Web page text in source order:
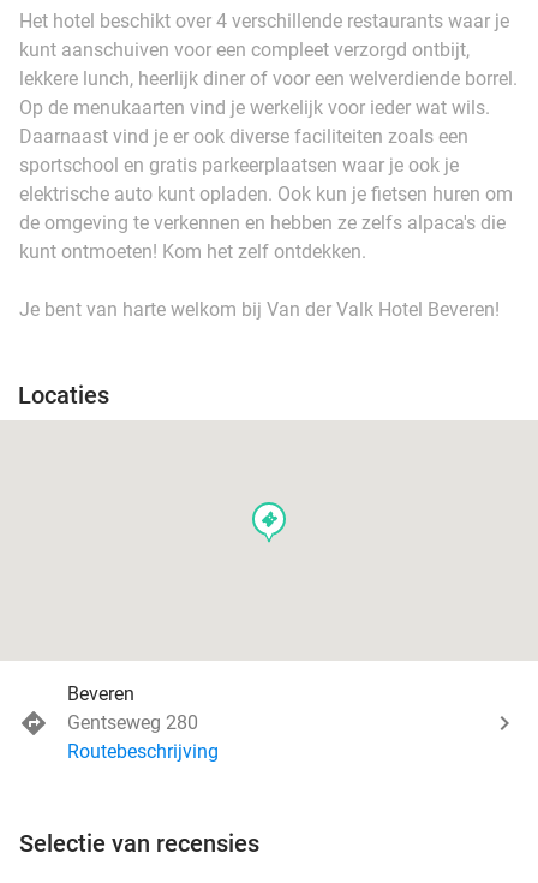
Het hotel beschikt over 4 verschillende restaurants waar je
kunt aanschuiven voor een compleet verzorgd ontbijt,
lekkere lunch, heerlijk diner of voor een welverdiende borrel.
Op de menukaarten vind je werkelijk voor ieder wat wils.
Daarnaast vind je er ook diverse faciliteiten zoals een
sportschool en gratis parkeerplaatsen waar je ook je
elektrische auto kunt opladen. Ook kun je fietsen huren om
de omgeving te verkennen en hebben ze zelfs alpaca's die
kunt ontmoeten! Kom het zelf ontdekken.
Je bent van harte welkom bij Van der Valk Hotel Beveren!
Locaties
events
Beveren
Gentseweg 280
Routebeschrijving
Selectie van recensies